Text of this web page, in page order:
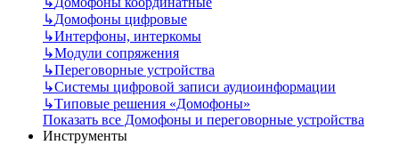
↳Домофоны цифровые
↳Интерфоны, интеркомы
↳Модули сопряжения
↳Переговорные устройства
↳Системы цифровой записи аудиоинформации
↳Типовые решения «Домофоны»
Показать все Домофоны и переговорные устройства
Инструменты